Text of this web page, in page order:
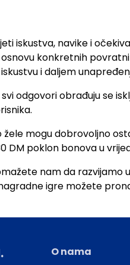
iskustva, navike i
konkretnih
i daljem
odgovori obrađuju se
žele mogu dobrovoljno
DM poklon bonova u
nam da razvijamo
igre možete
O nama